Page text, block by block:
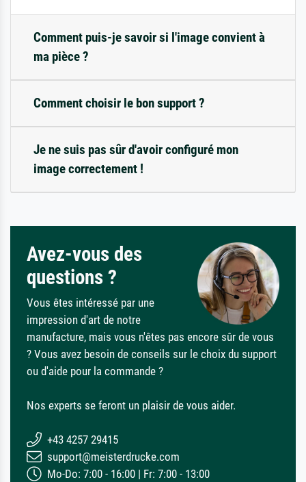
Comment puis-je savoir si l'image convient à
ma pièce ?
Comment choisir le bon support ?
Je ne suis pas sûr d'avoir configuré mon
image correctement !
Avez-vous des
questions ?
Vous êtes intéressé par une
impression d'art de notre
manufacture, mais vous n'êtes pas encore sûr de vous
? Vous avez besoin de conseils sur le choix du support
ou d'aide pour la commande ?
Nos experts se feront un plaisir de vous aider.
+43 4257 29415
support@meisterdrucke.com
Mo-Do: 7:00 - 16:00 | Fr: 7:00 - 13:00